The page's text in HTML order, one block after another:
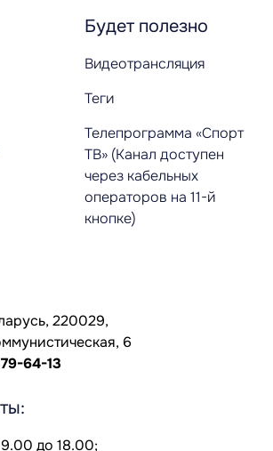
Будет полезно
Видеотрансляция
Теги
Телепрограмма «Спорт
ТВ» (Канал доступен
через кабельных
операторов на 11-й
кнопке)
220029,
6
64-13
до 18.00;